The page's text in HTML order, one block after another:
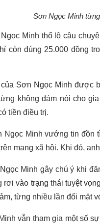
Sơn Ngọc Minh
Minh thổ lộ câu
còn đúng 25.000 đồng
Sơn Ngọc Minh được
không dám nói cho
tiền điều trị.
Ngọc Minh vướng tin đồn
mạng xã hội. Khi đó,
Minh gây chú ý khi
vào trạng thái tuyệt
từng nhiều lần đối mặt
vẫn tham gia một số